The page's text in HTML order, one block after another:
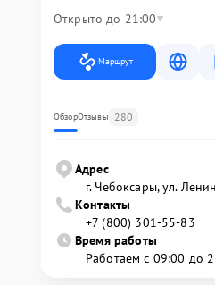
Открыто до 21:00
Маршрут
ОбзорОтзывы 280
Адрес
г. Чебоксары, ул.
Контакты
+7 (800) 301-55-83
Время работы
Работаем с 09:00 до